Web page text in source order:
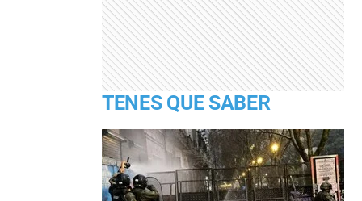
TENES QUE SABER